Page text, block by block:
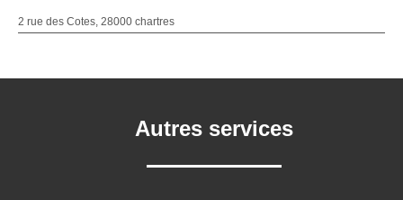
2 rue des Cotes, 28000 chartres
Autres services